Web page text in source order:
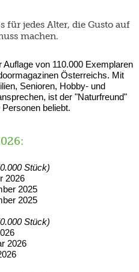
für jedes Alter, die Gusto auf
machen.
von 110.000 Exemplaren
Österreichs. Mit
Senioren, Hobby- und
ist der "Naturfreund"
beliebt.
Stück)
2026
2025
2025
Stück)
2026